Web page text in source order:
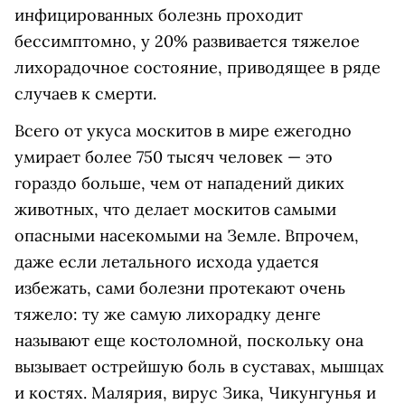
инфицированных болезнь проходит
бессимптомно, у 20% развивается тяжелое
лихорадочное состояние, приводящее в ряде
случаев к смерти.
Всего от укуса москитов в мире ежегодно
умирает более 750 тысяч человек — это
гораздо больше, чем от нападений диких
животных, что делает москитов самыми
опасными насекомыми на Земле. Впрочем,
даже если летального исхода удается
избежать, сами болезни протекают очень
тяжело: ту же самую лихорадку денге
называют еще костоломной, поскольку она
вызывает острейшую боль в суставах, мышцах
и костях. Малярия, вирус Зика, Чикунгунья и